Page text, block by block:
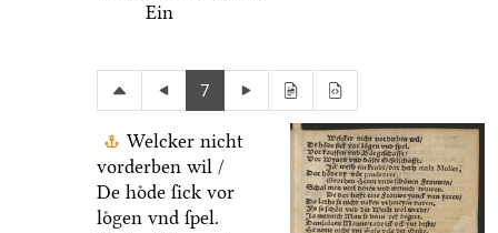
Ein
7
Welcker nicht
vorderben wil /
De hoͤde ſick vor
loͤgen vnd ſpel.